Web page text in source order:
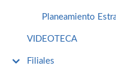
Planeamiento
VIDEOTECA
Filiales